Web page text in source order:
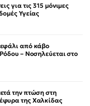
για τις 315 μόνιμες
Υγείας
από κάβο
– Νοσηλεύεται στο
την πτώση στη
της Χαλκίδας